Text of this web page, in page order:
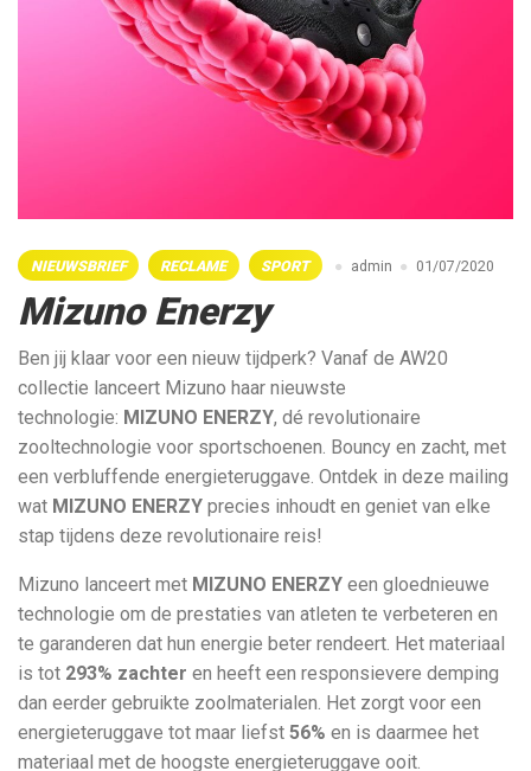
NIEUWSBRIEF RECLAME SPORT admin 01/07/2020
Mizuno Enerzy
Ben jij klaar voor een nieuw tijdperk? Vanaf de AW20
collectie lanceert Mizuno haar nieuwste
technologie: MIZUNO ENERZY, dé revolutionaire
zooltechnologie voor sportschoenen. Bouncy en zacht, met
een verbluffende energieteruggave. Ontdek in deze mailing
wat MIZUNO ENERZY precies inhoudt en geniet van elke
stap tijdens deze revolutionaire reis!
Mizuno lanceert met MIZUNO ENERZY een gloednieuwe
technologie om de prestaties van atleten te verbeteren en
te garanderen dat hun energie beter rendeert. Het materiaal
is tot 293% zachter en heeft een responsievere demping
dan eerder gebruikte zoolmaterialen. Het zorgt voor een
energieteruggave tot maar liefst 56% en is daarmee het
materiaal met de hoogste energieteruggave ooit.